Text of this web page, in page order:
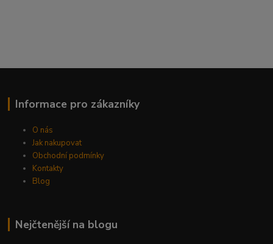
Informace pro zákazníky
O nás
Jak nakupovat
Obchodní podmínky
Kontakty
Blog
Nejčtenější na blogu